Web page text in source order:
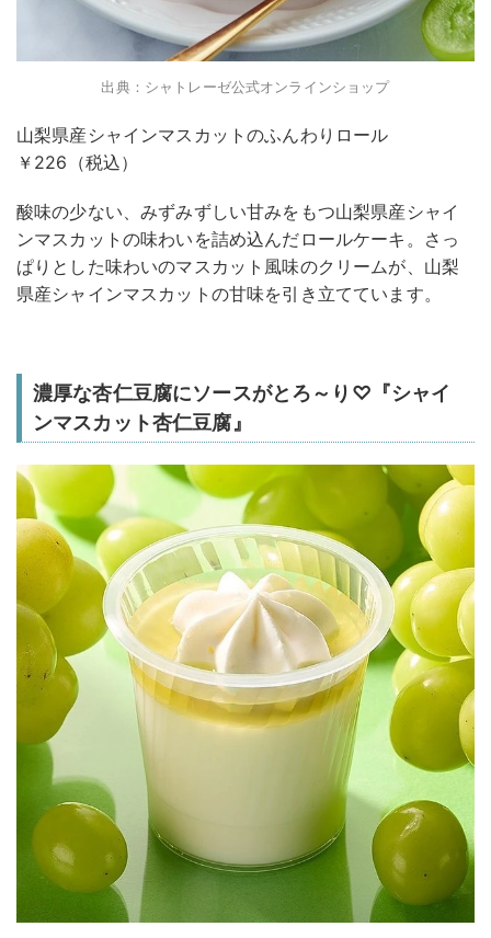
出典：シャトレーゼ公式オンラインショップ
山梨県産シャインマスカットのふんわりロール
￥226（税込）
酸味の少ない、みずみずしい甘みをもつ山梨県産シャイ
ンマスカットの味わいを詰め込んだロールケーキ。さっ
ぱりとした味わいのマスカット風味のクリームが、山梨
県産シャインマスカットの甘味を引き立てています。
濃厚な杏仁豆腐にソースがとろ～り♡『シャイ
ンマスカット杏仁豆腐』